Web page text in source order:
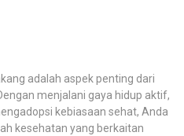
adalah aspek penting dari
menjalani gaya hidup aktif,
kebiasaan sehat, Anda
kesehatan yang berkaitan